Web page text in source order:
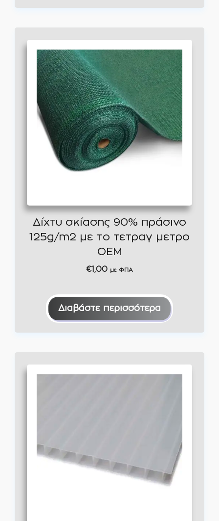
Δίχτυ σκίασης 90% πράσινο
125g/m2 με το τετραγ μετρο
OEM
€1,00 με ΦΠΑ
Διαβάστε περισσότερα